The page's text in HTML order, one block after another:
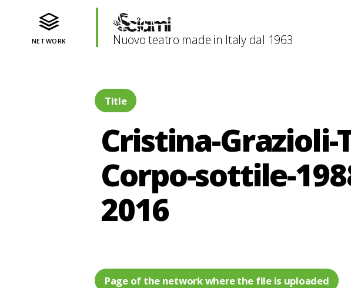
NETWORK Nuovo teatro made in Italy dal 1963
Title
Cristina-Grazioli-
Corpo-sottile-
2016
Page of the network where the file is uploaded